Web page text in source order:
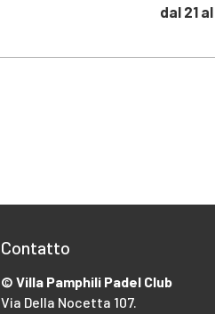
dal 21
Contatto
© Villa Pamphili Padel Club
Via Della Nocetta 107.